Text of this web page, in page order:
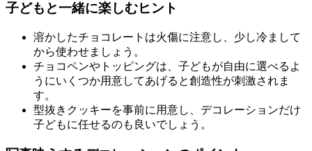
子どもと一緒に楽しむヒント
溶かしたチョコレートは火傷に注意し、少し冷まして
から使わせましょう。
チョコペンやトッピングは、子どもが自由に選べるよ
うにいくつか用意してあげると創造性が刺激されま
す。
型抜きクッキーを事前に用意し、デコレーションだけ
子どもに任せるのも良いでしょう。